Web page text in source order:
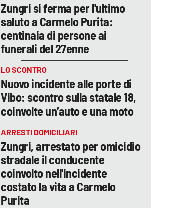
Zungri si ferma per l'ultimo
saluto a Carmelo Purita:
centinaia di persone ai
funerali del 27enne
LO SCONTRO
Nuovo incidente alle porte di
Vibo: scontro sulla statale 18,
coinvolte un’auto e una moto
ARRESTI DOMICILIARI
Zungri, arrestato per omicidio
stradale il conducente
coinvolto nell'incidente
costato la vita a Carmelo
Purita